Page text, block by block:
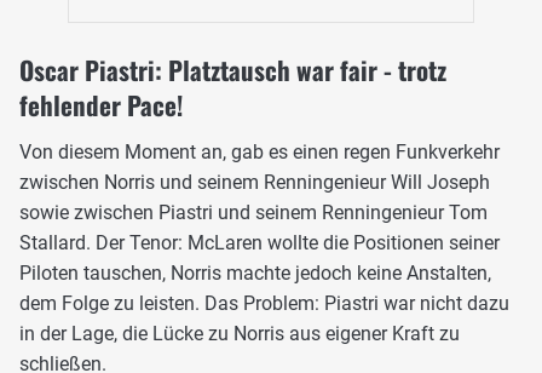
Oscar Piastri: Platztausch war fair - trotz
fehlender Pace!
Von diesem Moment an, gab es einen regen Funkverkehr
zwischen Norris und seinem Renningenieur Will Joseph
sowie zwischen Piastri und seinem Renningenieur Tom
Stallard. Der Tenor: McLaren wollte die Positionen seiner
Piloten tauschen, Norris machte jedoch keine Anstalten,
dem Folge zu leisten. Das Problem: Piastri war nicht dazu
in der Lage, die Lücke zu Norris aus eigener Kraft zu
schließen.